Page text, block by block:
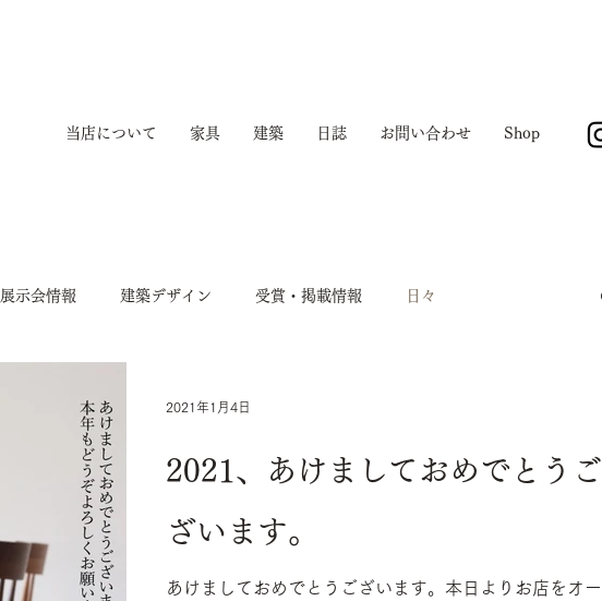
当店について 家具 建築 日誌 お問い合わせ Shop
展示会情報 建築デザイン 受賞・掲載情報 日々
2021、あけましておめでとうご
ざいます。
あけましておめでとうございます。本日よりお店をオー
2021年1月4日